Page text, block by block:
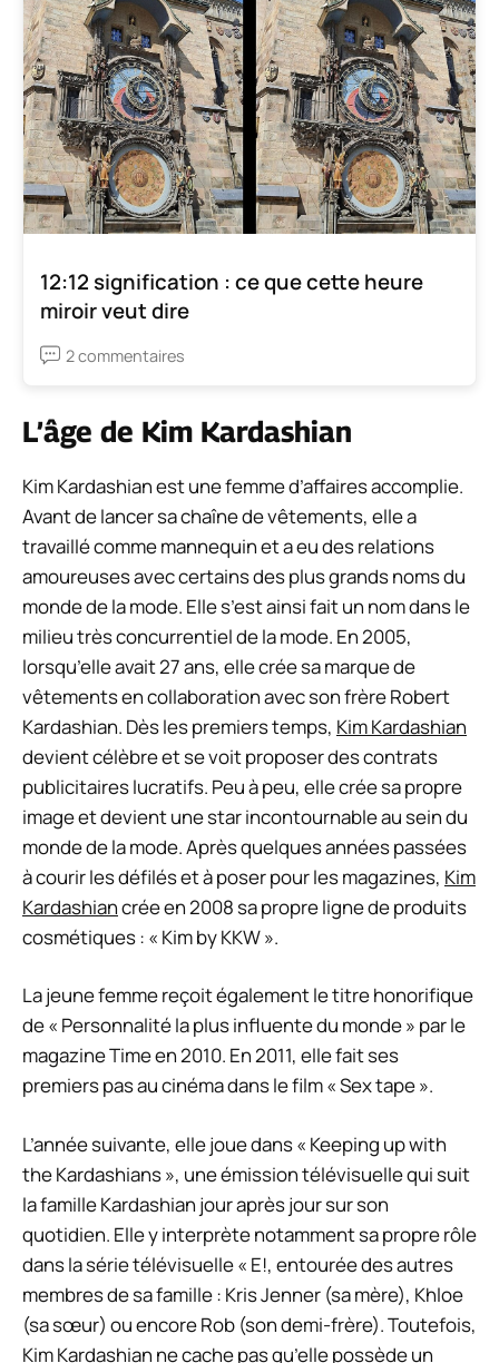
12:12 signification : ce que cette heure
miroir veut dire
2 commentaires
L’âge de Kim Kardashian
Kim Kardashian est une femme d’affaires accomplie.
Avant de lancer sa chaîne de vêtements, elle a
travaillé comme mannequin et a eu des relations
amoureuses avec certains des plus grands noms du
monde de la mode. Elle s’est ainsi fait un nom dans le
milieu très concurrentiel de la mode. En 2005,
lorsqu’elle avait 27 ans, elle crée sa marque de
vêtements en collaboration avec son frère Robert
Kardashian. Dès les premiers temps, Kim Kardashian
devient célèbre et se voit proposer des contrats
publicitaires lucratifs. Peu à peu, elle crée sa propre
image et devient une star incontournable au sein du
monde de la mode. Après quelques années passées
à courir les défilés et à poser pour les magazines, Kim
Kardashiancrée en 2008 sa propre ligne de produits
cosmétiques : « Kim by KKW ».
La jeune femme reçoit également le titre honorifique
de « Personnalité la plus influente du monde » par le
magazine Time en 2010. En 2011, elle fait ses
premiers pas au cinéma dans le film « Sex tape ».
L’année suivante, elle joue dans « Keeping up with
the Kardashians », une émission télévisuelle qui suit
la famille Kardashian jour après jour sur son
quotidien. Elle y interprète notamment sa propre rôle
dans la série télévisuelle « E!, entourée des autres
membres de sa famille : Kris Jenner (sa mère), Khloe
(sa sœur) ou encore Rob (son demi-frère). Toutefois,
Kim Kardashian ne cache pas qu’elle possède un